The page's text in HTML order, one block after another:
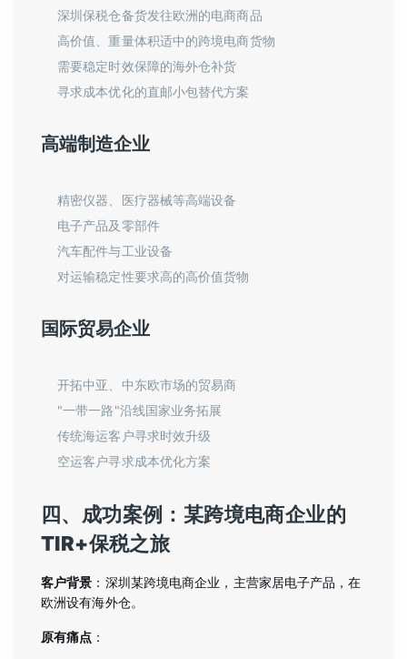
深圳保税仓备货发往欧洲的电商商品
高价值、重量体积适中的跨境电商货物
需要稳定时效保障的海外仓补货
寻求成本优化的直邮小包替代方案
高端制造企业
精密仪器、医疗器械等高端设备
电子产品及零部件
汽车配件与工业设备
对运输稳定性要求高的高价值货物
国际贸易企业
开拓中亚、中东欧市场的贸易商
"一带一路"沿线国家业务拓展
传统海运客户寻求时效升级
空运客户寻求成本优化方案
四、成功案例：某跨境电商企业的
TIR+保税之旅
客户背景 ：深圳某跨境电商企业，主营家居电子产品，在
欧洲设有海外仓。
原有痛点 ：